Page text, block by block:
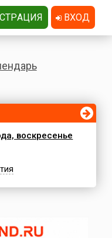
воскресенье
ВХОД